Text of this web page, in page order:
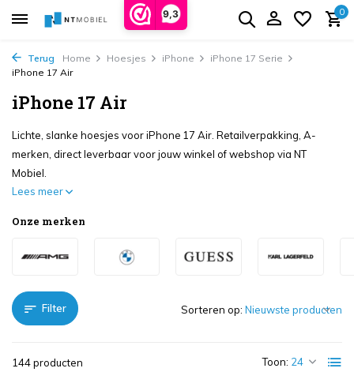
9,3 0
Terug Home Hoesjes iPhone
iPhone 17 Serie
iPhone 17 Air
iPhone 17 Air
Lichte, slanke hoesjes voor iPhone 17 Air. Retailverpakking, A-
merken, direct leverbaar voor jouw winkel of webshop via NT
Mobiel.
Lees meer
Onze merken
Filter
144 producten Toon:
Sorteren op: